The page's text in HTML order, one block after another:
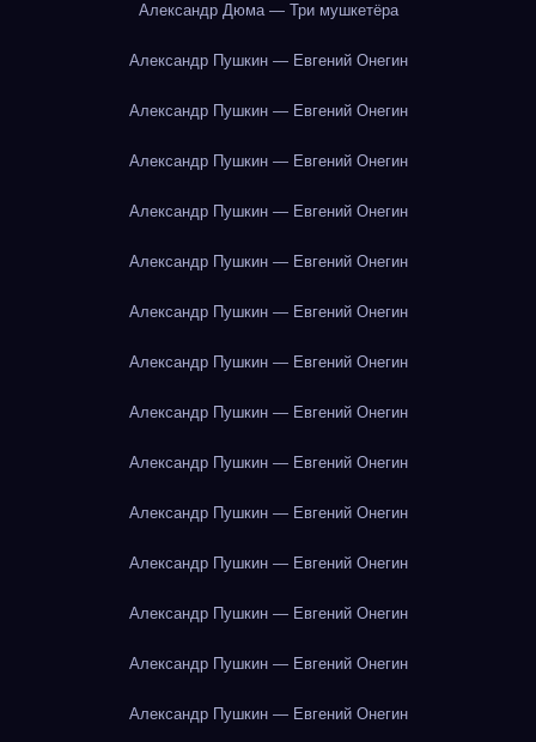
Александр Дюма — Три мушкетёра
Александр Пушкин — Евгений Онегин
Александр Пушкин — Евгений Онегин
Александр Пушкин — Евгений Онегин
Александр Пушкин — Евгений Онегин
Александр Пушкин — Евгений Онегин
Александр Пушкин — Евгений Онегин
Александр Пушкин — Евгений Онегин
Александр Пушкин — Евгений Онегин
Александр Пушкин — Евгений Онегин
Александр Пушкин — Евгений Онегин
Александр Пушкин — Евгений Онегин
Александр Пушкин — Евгений Онегин
Александр Пушкин — Евгений Онегин
Александр Пушкин — Евгений Онегин